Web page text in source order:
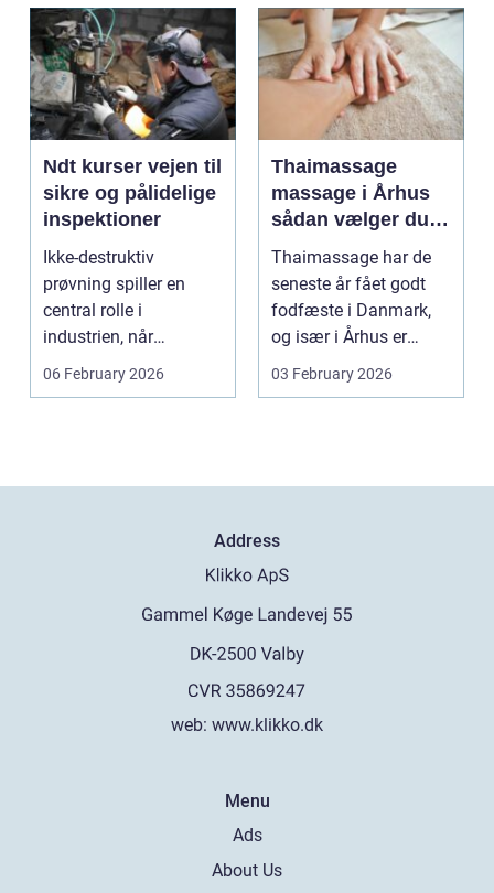
Ndt kurser vejen til
sikre og pålidelige
inspektioner
Ikke-destruktiv
prøvning spiller en
central rolle i
industrien, når
konstruktioner,
svejsninger og k...
06 February 2026
Thaimassage
massage i Århus
sådan vælger du
den rette
behandling
Thaimassage har de
seneste år fået godt
fodfæste i Danmark,
og især i Århus er
udbuddet vokset
03 February 2026
Address
web: www.klikko.dk
Menu
Ads
About Us